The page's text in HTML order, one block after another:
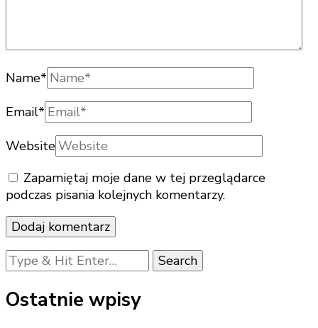
Name*
Email*
Website
Zapamiętaj moje dane w tej przeglądarce
podczas pisania kolejnych komentarzy.
Looking
for
Something?
Ostatnie wpisy